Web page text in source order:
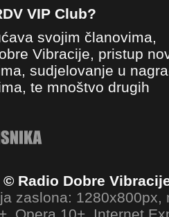
VIP Club?
svojim članovima,
Vibracije, pristup
sudjelovanje u
te mnoštvo drugih
Radio Dobre
zaslona: 1280x800px,